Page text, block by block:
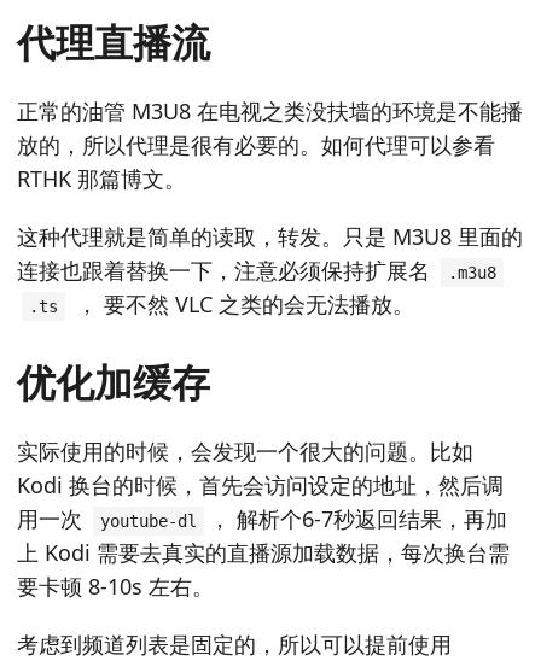
代理直播流
正常的油管 M3U8 在电视之类没扶墙的环境是不能播
放的，所以代理是很有必要的。如何代理可以参看
RTHK 那篇博文。
这种代理就是简单的读取，转发。只是 M3U8 里面的
连接也跟着替换一下，注意必须保持扩展名
.m3u8
.ts
， 要不然 VLC 之类的会无法播放。
优化加缓存
实际使用的时候，会发现一个很大的问题。比如
Kodi 换台的时候，首先会访问设定的地址，然后调
用一次
youtube-dl
， 解析个6-7秒返回结果，再加
上 Kodi 需要去真实的直播源加载数据，每次换台需
要卡顿 8-10s 左右。
考虑到频道列表是固定的，所以可以提前使用